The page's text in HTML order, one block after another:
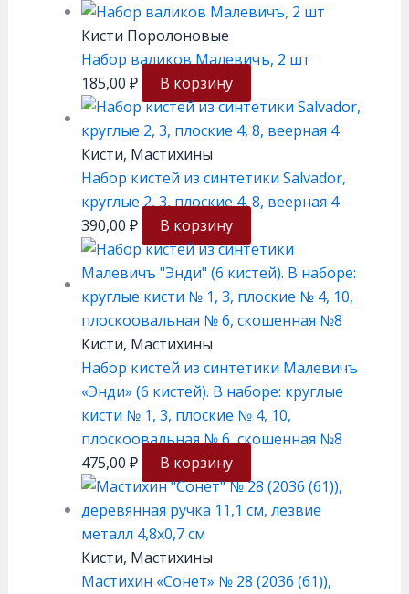
Кисти Поролоновые
Набор валиков Малевичъ, 2 шт
185,00 ₽ В корзину
Кисти, Мастихины
Набор кистей из синтетики Salvador,
круглые 2, 3, плоские 4, 8, веерная 4
390,00 ₽ В корзину
Кисти, Мастихины
Набор кистей из синтетики Малевичъ
«Энди» (6 кистей). В наборе: круглые
кисти № 1, 3, плоские № 4, 10,
плоскоовальная № 6, скошенная №8
475,00 ₽ В корзину
Кисти, Мастихины
Мастихин «Сонет» № 28 (2036 (61)),